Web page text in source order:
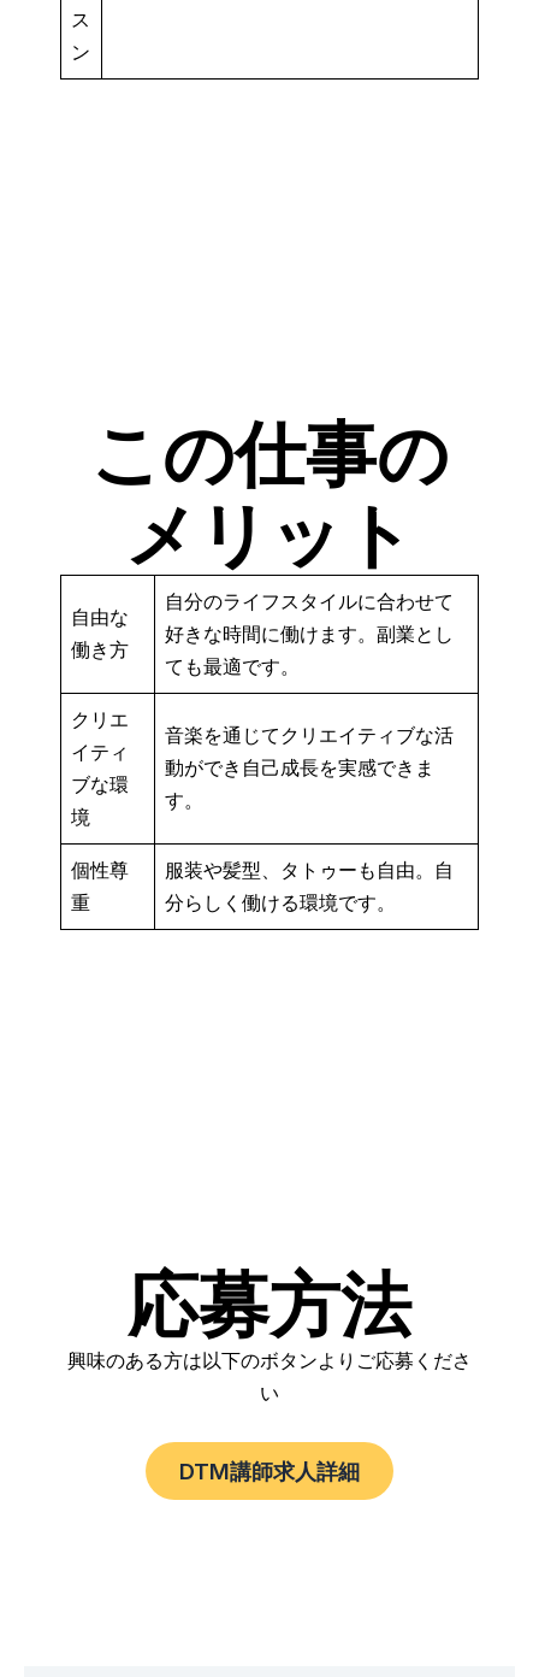
ス
ン
この仕事の
メリット
自由な
働き方
自分のライフスタイルに合わせて
好きな時間に働けます。副業とし
ても最適です。
クリエ
イティ
ブな環
境
音楽を通じてクリエイティブな活
動ができ自己成長を実感できま
す。
個性尊
重
服装や髪型、タトゥーも自由。自
分らしく働ける環境です。
応募方法
興味のある方は以下のボタンよりご応募くださ
い
DTM講師求人詳細